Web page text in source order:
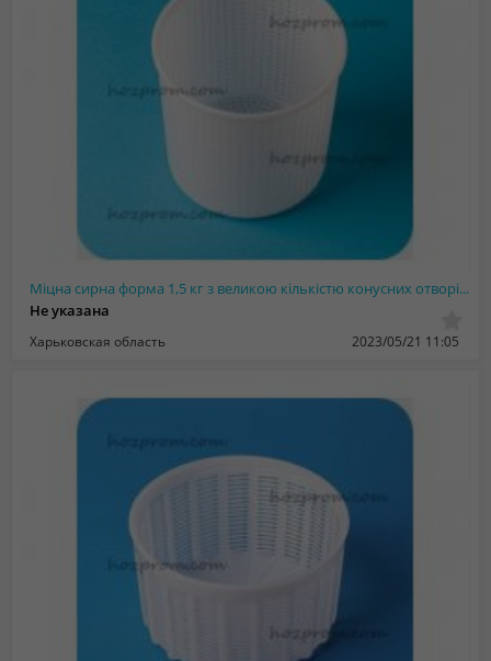
Міцна сирна форма 1,5 кг з великою кількістю конусних отворів, Україна
Не указана
Харьковская область 2023/05/21 11:05